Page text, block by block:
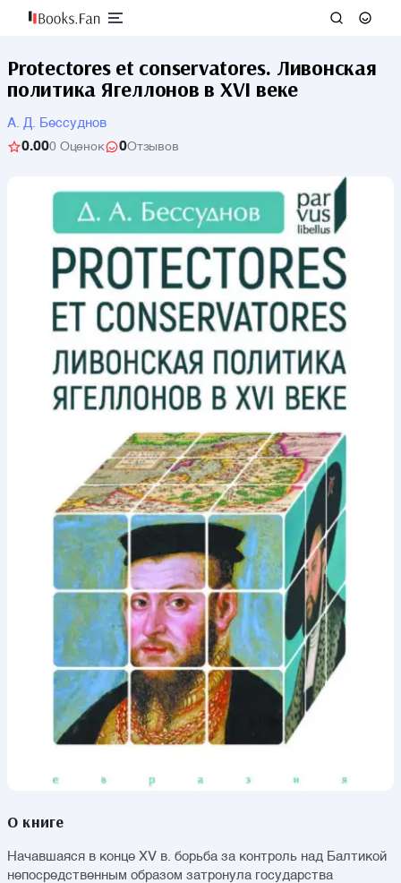
Protectores et conservatores. Ливонская
политика Ягеллонов в XVI веке
А. Д. Бессуднов
0.000 Оценок 0Отзывов
О книге
Начавшаяся в конце XV в. борьба за контроль над Балтикой
непосредственным образом затронула государства